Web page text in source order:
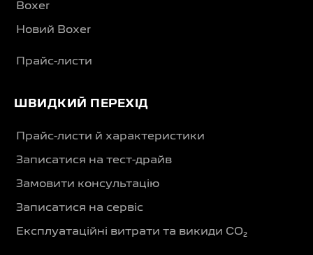
Boxer
Новий Boxer
Прайс-листи
ШВИДКИЙ ПЕРЕХІД
Прайс-листи й характеристики
Записатися на тест-драйв
Замовити консультацію
Записатися на сервіс
Експлуатаційні витрати та викиди CO₂